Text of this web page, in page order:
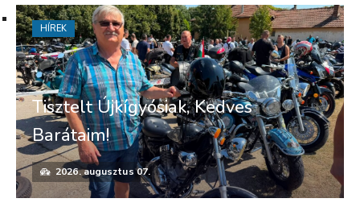
Tisztelt Újkígyósiak, Kedves
Barátaim!
2026. augusztus 07.
HÍREK